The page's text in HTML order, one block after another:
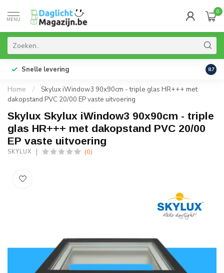
MENU
0
Snelle levering 99%
8.7
Home /
Skylux iWindow3 90x90cm - triple glas HR+++ met
dakopstand PVC 20/00 EP vaste uitvoering
Skylux Skylux iWindow3 90x90cm - triple
glas HR+++ met dakopstand PVC 20/00
EP vaste uitvoering
SKYLUX (0)